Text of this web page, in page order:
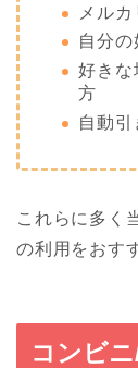
メル
自分
好きな
方
自動
これらに多く
の利用をおす
コンビ